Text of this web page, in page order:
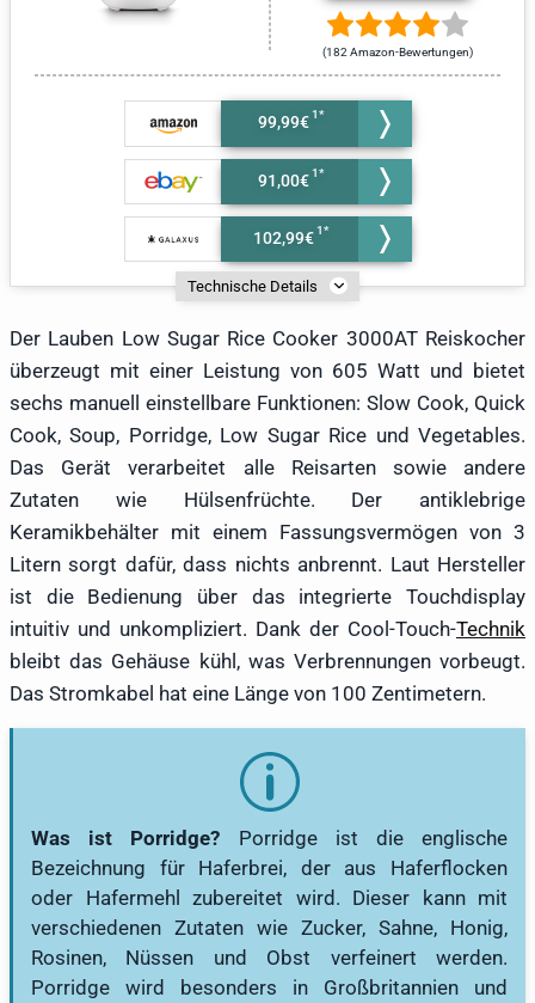
99,99€
91,00€
102,99€
(182 Amazon-Bewertungen)
Technische Details
Der Lauben Low Sugar Rice Cooker 3000AT Reiskocher
überzeugt mit einer Leistung von 605 Watt und bietet
sechs manuell einstellbare Funktionen: Slow Cook, Quick
Cook, Soup, Porridge, Low Sugar Rice und Vegetables.
Das Gerät verarbeitet alle Reisarten sowie andere
Zutaten wie Hülsenfrüchte. Der antiklebrige
Keramikbehälter mit einem Fassungsvermögen von 3
Litern sorgt dafür, dass nichts anbrennt. Laut Hersteller
ist die Bedienung über das integrierte Touchdisplay
intuitiv und unkompliziert. Dank der Cool-Touch-Technik
bleibt das Gehäuse kühl, was Verbrennungen vorbeugt.
Das Stromkabel hat eine Länge von 100 Zentimetern.
Was ist Porridge? Porridge ist die englische
Bezeichnung für Haferbrei, der aus Haferflocken
oder Hafermehl zubereitet wird. Dieser kann mit
verschiedenen Zutaten wie Zucker, Sahne, Honig,
Rosinen, Nüssen und Obst verfeinert werden.
Porridge wird besonders in Großbritannien und